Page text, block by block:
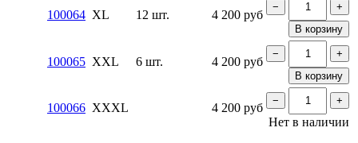
100064 XL 12 шт. 4 200 руб
−
+
В корзину
100065 XXL 6 шт. 4 200 руб
−
+
В корзину
100066 XXXL 4 200 руб − +
Нет в наличии